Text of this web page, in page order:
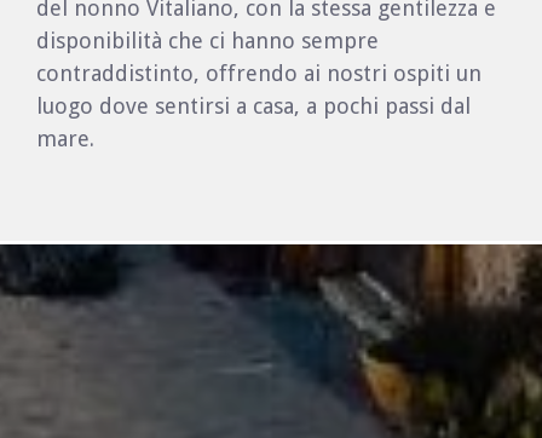
del nonno Vitaliano, con la stessa gentilezza e
disponibilità che ci hanno sempre
contraddistinto, offrendo ai nostri ospiti un
luogo dove sentirsi a casa, a pochi passi dal
mare.